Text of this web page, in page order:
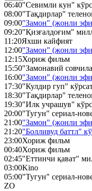
06:40"Севимли кун"
08:00"Тақдирлар"
09:00"Замон" (жонли
09:20"Қизғалдоғим"
11:20Яхши кайфият
12:00"Замон" (жонли
12:15Хориж фильм
15:50"Замонавий
16:00"Замон" (жонли
17:30"Кулдир гуп"
18:30"Тақдирлар"
19:30"Илк учрашув"
20:00"Тугун" сериал-
21:00"Замон" (жонли
21:20"Болливуд баттл"
23:00Хориж фильм
00:40Хориж фильм
02:45"Еттинчи қават"
03:00Kino
05:00"Тугун" сериал-
ZO